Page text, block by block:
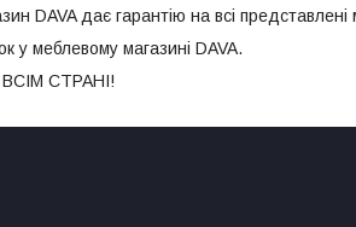
DAVA дає гарантію на всі представлені
у меблевому магазині DAVA.
СТРАНІ!